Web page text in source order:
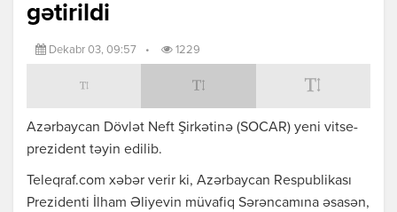
gətirildi
Dekabr 03, 09:57 • 1229
Azərbaycan Dövlət Neft Şirkətinə (SOCAR) yeni vitse-
prezident təyin edilib.
Teleqraf.com xəbər verir ki, Azərbaycan Respublikası
Prezidenti İlham Əliyevin müvafiq Sərəncamına əsasən,